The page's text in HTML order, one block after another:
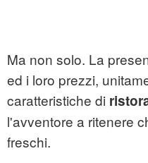
Ma non solo. La
ed i loro prezzi,
caratteristiche di
l'avventore a ritenere
freschi.